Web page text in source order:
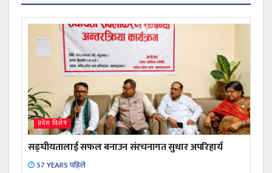
प्रदेश विशेष
सङ्घीयतालाई सफल बनाउन संरचनागत सुधार अपरिहार्य
57 YEARS पहिले